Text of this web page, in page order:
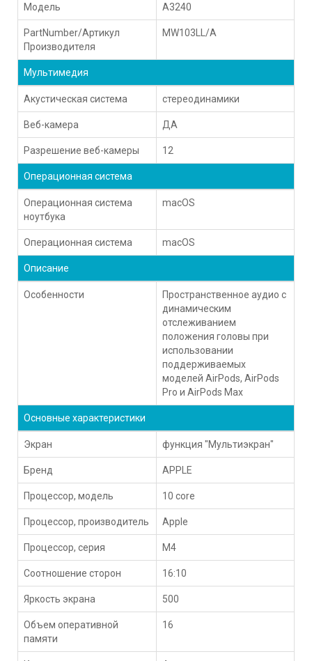
Модель A3240
PartNumber/Артикул
Производителя
MW103LL/A
Мультимедия
Акустическая система стереодинамики
Веб-камера ДА
Разрешение веб-камеры 12
Операционная система
Операционная система
ноутбука
macOS
Операционная система macOS
Описание
Особенности
Пространственное аудио с
динамическим
отслеживанием
положения головы при
использовании
поддерживаемых
моделей AirPods, AirPods
Pro и AirPods Max
Основные характеристики
Экран функция "Мультиэкран"
Бренд APPLE
Процессор, модель 10 core
Процессор, производитель Apple
Процессор, серия M4
Соотношение сторон 16:10
Яркость экрана 500
Объем оперативной
памяти
16